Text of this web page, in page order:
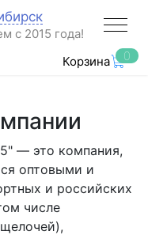
с 2015 года!
Корзина 0
— это компания,
оптовыми и
и российских
числе